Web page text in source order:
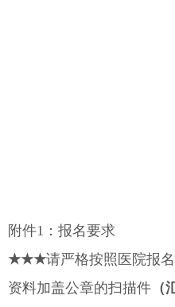
附件1：报名要求
★★★请严格按照医院报
资料加盖公章的扫描件